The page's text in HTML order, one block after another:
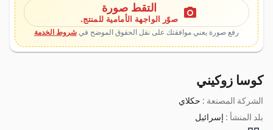
photo_camera التقط صورة
صوّر الواجهة الأمامية للمنتج.
رفع صورة يعني موافقتك على نقل الحقوق الموضح في شروط الخدمة
كوسا زوكيني
الشركة المصنعة : حكلاي
بلد المنشأ : إسرائيل